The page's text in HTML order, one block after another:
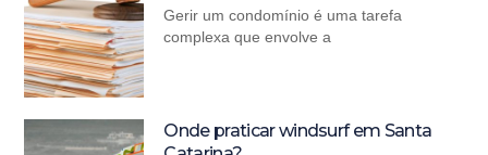
Gerir um condomínio é uma tarefa
complexa que envolve a
Onde praticar windsurf em Santa